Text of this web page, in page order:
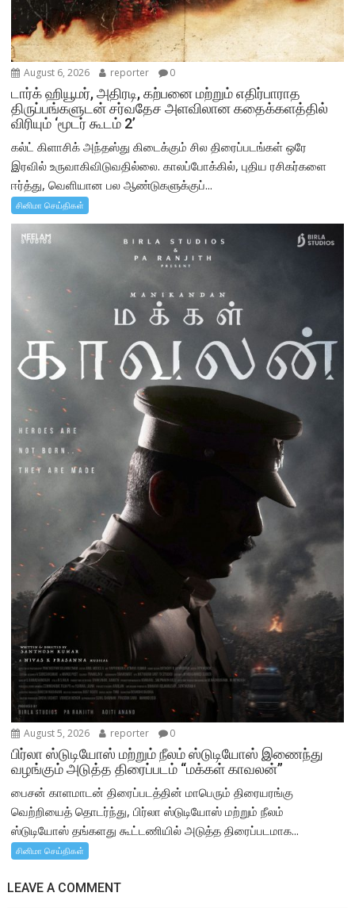
August 6, 2026 reporter 0
டார்க் ஹியூமர், அதிரடி, கற்பனை மற்றும் எதிர்பாராத
திருப்பங்களுடன் சர்வதேச அளவிலான கதைக்களத்தில்
விரியும் ‘மூடர் கூடம் 2’
கல்ட் கிளாசிக் அந்தஸ்து கிடைக்கும் சில திரைப்படங்கள் ஒரே
இரவில் உருவாகிவிடுவதில்லை. காலப்போக்கில், புதிய ரசிகர்களை
ஈர்த்து, வெளியான பல ஆண்டுகளுக்குப்...
சினிமா செய்திகள்
August 5, 2026 reporter 0
பிர்லா ஸ்டுடியோஸ் மற்றும் நீலம் ஸ்டுடியோஸ் இணைந்து
வழங்கும் அடுத்த திரைப்படம் “மக்கள் காவலன்”
பைசன் காளமாடன் திரைப்படத்தின் மாபெரும் திரையரங்கு
வெற்றியைத் தொடர்ந்து, பிர்லா ஸ்டுடியோஸ் மற்றும் நீலம்
ஸ்டுடியோஸ் தங்களது கூட்டணியில் அடுத்த திரைப்படமாக...
சினிமா செய்திகள்
LEAVE A COMMENT